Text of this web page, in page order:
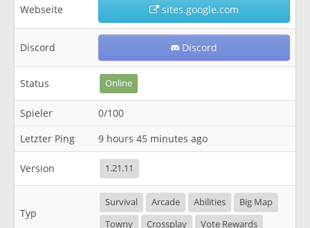
Webseite sites.google.com
Discord Discord
Status Online
Spieler
0/100
Letzter Ping
9 hours 45 minutes ago
Version 1.21.11
Typ
Survival Arcade Abilities
Big Map
Towny
Crossplay Vote Rewards